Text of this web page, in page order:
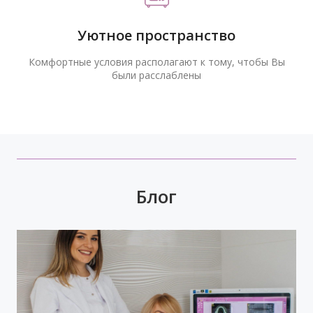
Уютное пространство
Комфортные условия располагают к тому, чтобы Вы
были расслаблены
Блог
Время задуматься о волшебном платье,
прическе, макияже. Позаботьтесь о вашей
улыбке, которая придаст вашему образу
чувство комфорта и уверенности!